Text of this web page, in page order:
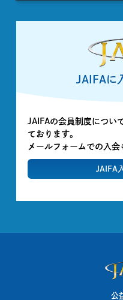
JAIFAに
JAIFAの会員制度につい
ております。
メールフォームでの入会
JAIFA
公